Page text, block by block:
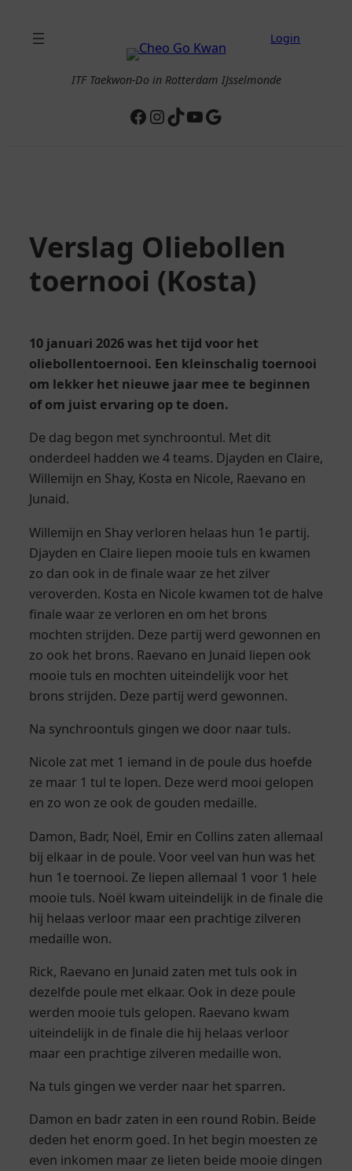
Login
ITF Taekwon-Do in Rotterdam IJsselmonde
Facebook
Instagram
TikTok
YouTube
Google
Verslag Oliebollen
toernooi (Kosta)
10 januari 2026 was het tijd voor het
oliebollentoernooi. Een kleinschalig toernooi
om lekker het nieuwe jaar mee te beginnen
of om juist ervaring op te doen.
De dag begon met synchroontul. Met dit
onderdeel hadden we 4 teams. Djayden en Claire,
Willemijn en Shay, Kosta en Nicole, Raevano en
Junaid.
Willemijn en Shay verloren helaas hun 1e partij.
Djayden en Claire liepen mooie tuls en kwamen
zo dan ook in de finale waar ze het zilver
veroverden. Kosta en Nicole kwamen tot de halve
finale waar ze verloren en om het brons
mochten strijden. Deze partij werd gewonnen en
zo ook het brons. Raevano en Junaid liepen ook
mooie tuls en mochten uiteindelijk voor het
brons strijden. Deze partij werd gewonnen.
Na synchroontuls gingen we door naar tuls.
Nicole zat met 1 iemand in de poule dus hoefde
ze maar 1 tul te lopen. Deze werd mooi gelopen
en zo won ze ook de gouden medaille.
Damon, Badr, Noël, Emir en Collins zaten allemaal
bij elkaar in de poule. Voor veel van hun was het
hun 1e toernooi. Ze liepen allemaal 1 voor 1 hele
mooie tuls. Noël kwam uiteindelijk in de finale die
hij helaas verloor maar een prachtige zilveren
medaille won.
Rick, Raevano en Junaid zaten met tuls ook in
dezelfde poule met elkaar. Ook in deze poule
werden mooie tuls gelopen. Raevano kwam
uiteindelijk in de finale die hij helaas verloor
maar een prachtige zilveren medaille won.
Na tuls gingen we verder naar het sparren.
Damon en badr zaten in een round Robin. Beide
deden het enorm goed. In het begin moesten ze
even inkomen maar ze lieten beide mooie dingen